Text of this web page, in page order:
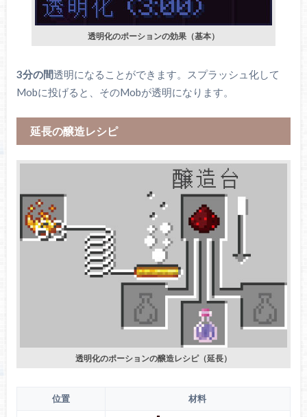
透明化のポーションの効果（基本）
3分の間透明になることができます。スプラッシュ化して
Mobに投げると、そのMobが透明になります。
延長の醸造レシピ
透明化のポーションの醸造レシピ（延長）
位置 材料